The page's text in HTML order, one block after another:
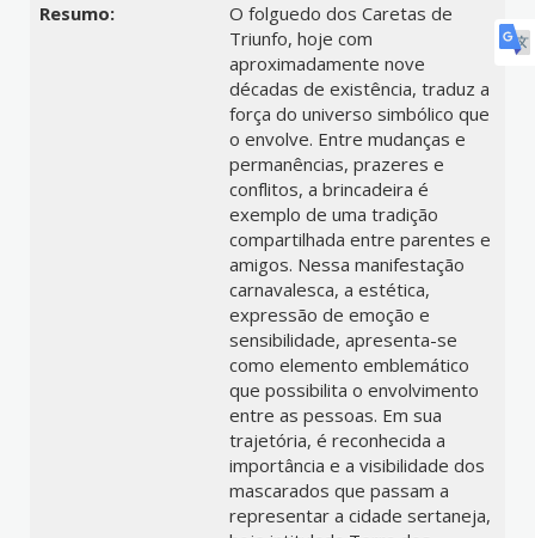
Resumo:
O folguedo dos Caretas de
Triunfo, hoje com
aproximadamente nove
décadas de existência, traduz a
força do universo simbólico que
o envolve. Entre mudanças e
permanências, prazeres e
conflitos, a brincadeira é
exemplo de uma tradição
compartilhada entre parentes e
amigos. Nessa manifestação
carnavalesca, a estética,
expressão de emoção e
sensibilidade, apresenta-se
como elemento emblemático
que possibilita o envolvimento
entre as pessoas. Em sua
trajetória, é reconhecida a
importância e a visibilidade dos
mascarados que passam a
representar a cidade sertaneja,